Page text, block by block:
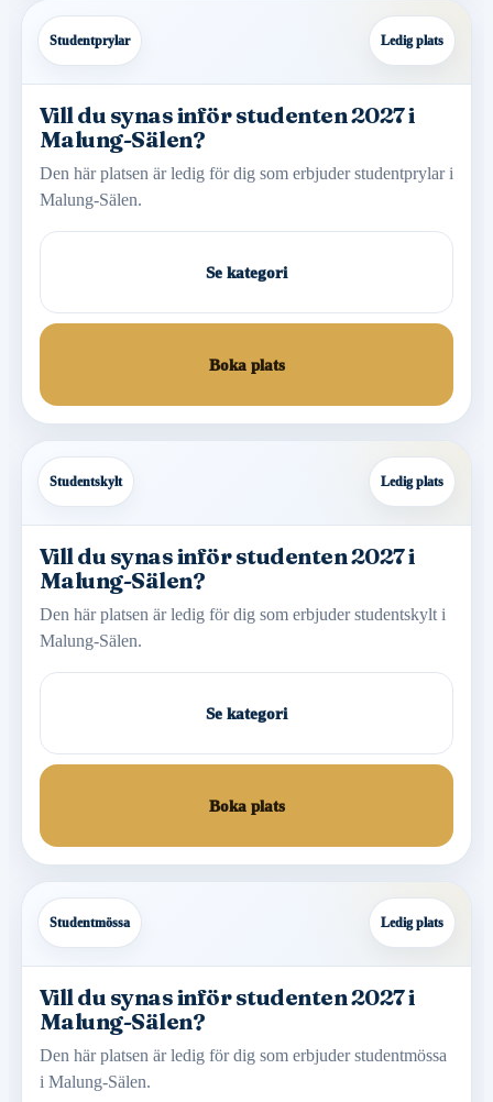
Studentprylar Ledig plats
Vill du synas inför studenten 2027 i
Malung-Sälen?
Den här platsen är ledig för dig som erbjuder studentprylar i
Malung-Sälen.
Se kategori
Boka plats
Studentskylt Ledig plats
Vill du synas inför studenten 2027 i
Malung-Sälen?
Den här platsen är ledig för dig som erbjuder studentskylt i
Malung-Sälen.
Se kategori
Boka plats
Studentmössa Ledig plats
Vill du synas inför studenten 2027 i
Malung-Sälen?
Den här platsen är ledig för dig som erbjuder studentmössa
i Malung-Sälen.